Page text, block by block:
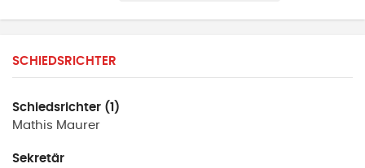
SCHIEDSRICHTER
Schiedsrichter (1)
Mathis Maurer
Sekretär